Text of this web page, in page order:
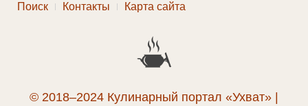
Поиск Контакты Карта сайта
© 2018–2024 Кулинарный портал «Ухват» |